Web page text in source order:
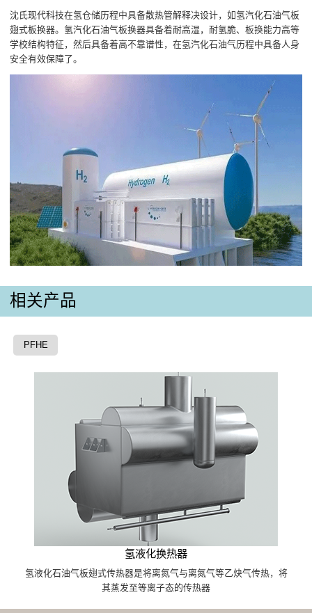
沈氏现代科技在氢仓储历程中具备散热管解释决设计，如氢汽化石油气板
翅式板换器。氢汽化石油气板换器具备着耐高湿，耐氢脆、板换能力高等
学校结构特征，然后具备着高不靠谱性，在氢汽化石油气历程中具备人身
安全有效保障了。
相关产品
PFHE
氢液化换热器
氢液化石油气板翅式传热器是将离氮气与离氮气等乙炔气传热，将
其蒸发至等离子态的传热器